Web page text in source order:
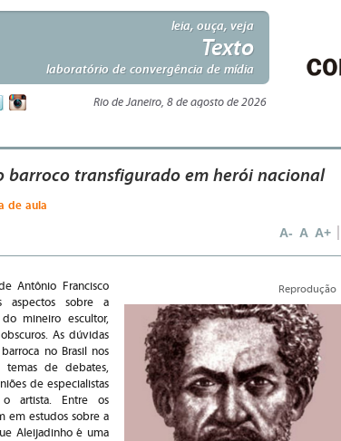
leia, ouça, veja
Texto
laboratório de convergência de mídia
Rio de Janeiro, 8 de agosto de 2026
barroco transfigurado em herói nacional
de aula
A- A A+
Reprodução
Antônio Francisco
aspectos sobre a
mineiro escultor,
As dúvidas
no Brasil nos
temas de debates,
de especialistas
artista. Entre os
em estudos sobre a
Aleijadinho é uma